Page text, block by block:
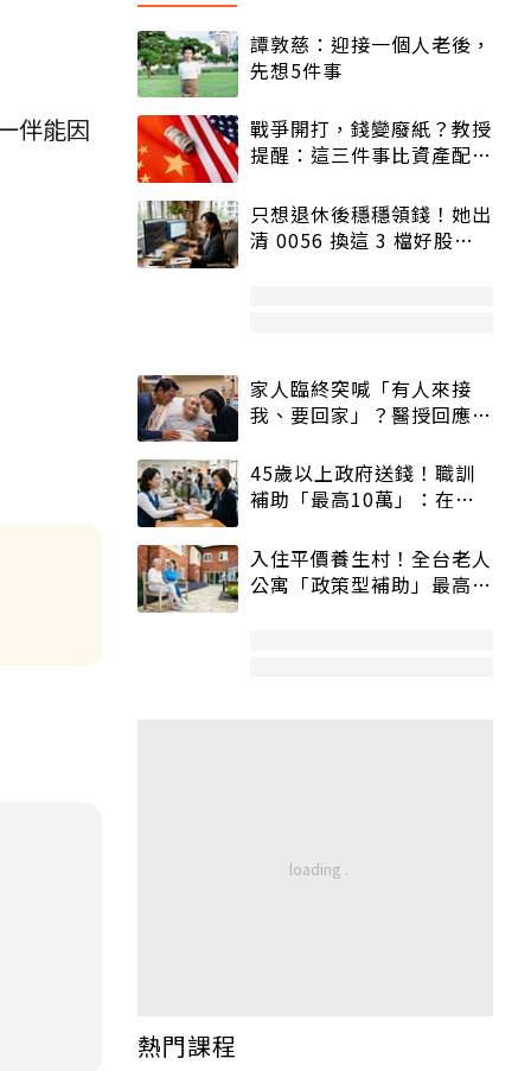
伴能因
譚敦慈：迎接一個人老後，
先想5件事
戰爭開打，錢變廢紙？教授
提醒：這三件事比資產配置
只想退休後穩穩領錢！她出
清 0056 換這 3 檔好股：
家人臨終突喊「有人來接
我、要回家」？醫授回應方
45歲以上政府送錢！職訓
補助「最高10萬」：在
入住平價養生村！全台老人
公寓「政策型補助」最高打
熱門課程